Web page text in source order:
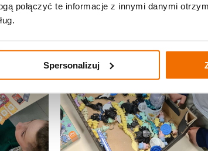
połączyć te informacje z innymi danymi
Spersonalizuj